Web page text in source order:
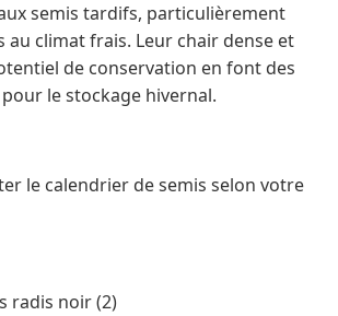
semis tardifs, particulièrement
au climat frais. Leur chair dense et
de conservation en font des
le stockage hivernal.
le calendrier de semis selon votre
radis noir (2)